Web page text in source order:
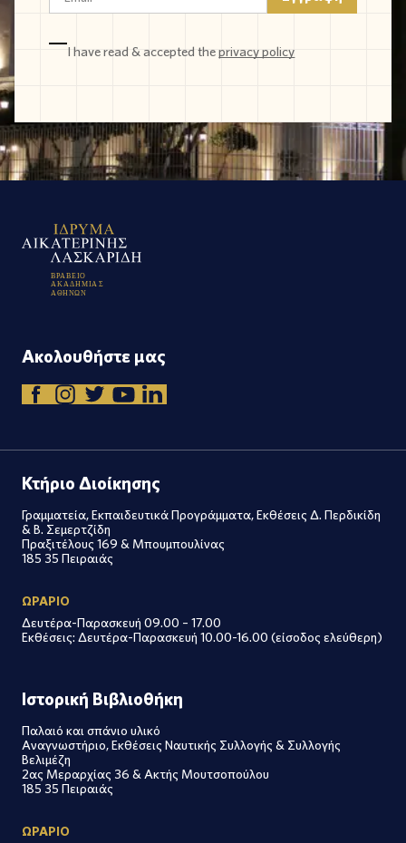
I have read & accepted theprivacy policy
ΒΡΑΒΕΙΟ
ΑΚΑΔΗΜΙΑ Σ
Α ΘΗΝΩΝ
Ακολουθήστε μας
Κτήριο Διοίκησης
Γραμματεία, Εκπαιδευτικά Προγράμματα, Εκθέσεις Δ. Περδικίδη
& Β. Σεμερτζίδη
Πραξιτέλους 169 & Μπουμπουλίνας
185 35 Πειραιάς
ΩΡΑΡΙΟ
Δευτέρα-Παρασκευή 09.00 – 17.00
Εκθέσεις: Δευτέρα-Παρασκευή 10.00-16.00 (είσοδος ελεύθερη)
Ιστορική Βιβλιοθήκη
Παλαιό και σπάνιο υλικό
Αναγνωστήριο, Εκθέσεις Ναυτικής Συλλογής & Συλλογής
Βελιμέζη
2ας Μεραρχίας 36 & Ακτής Μουτσοπούλου
185 35 Πειραιάς
ΩΡΑΡΙΟ